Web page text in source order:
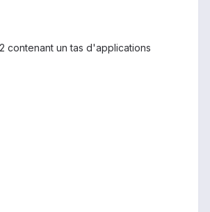
contenant un tas d'applications